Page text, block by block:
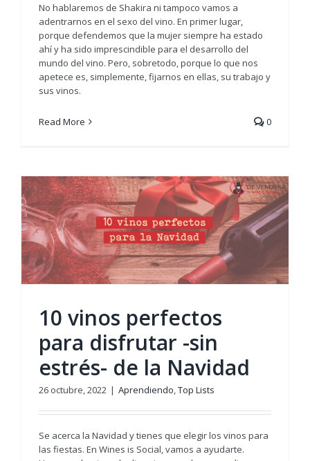
No hablaremos de Shakira ni tampoco vamos a
adentrarnos en el sexo del vino. En primer lugar,
porque defendemos que la mujer siempre ha estado
ahí y ha sido imprescindible para el desarrollo del
mundo del vino. Pero, sobretodo, porque lo que nos
apetece es, simplemente, fijarnos en ellas, su trabajo y
sus vinos.
Read More 0
10 vinos perfectos
para disfrutar -sin
estrés- de la Navidad
26 octubre, 2022 | Aprendiendo,Top Lists
Se acerca la Navidad y tienes que elegir los vinos para
las fiestas. En Wines is Social, vamos a ayudarte.